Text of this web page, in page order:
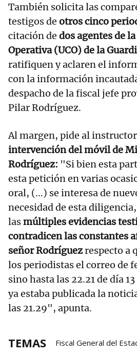
También solicita las
testigos de otros cinco
citación de dos agentes de
Operativa (UCO) de la
ratifiquen y aclaren el
con la información
despacho de la fiscal jefe
Pilar Rodríguez.
Al margen, pide al
intervención del móvil de
Rodríguez: "Si bien esta
esta petición en varias
oral, (...) se interesa de
necesidad de esta
lasmúltiples evidencias
contradicen las constantes
señor Rodríguezrespecto a
los periodistas el correo de
sino hasta las 22.21 de día
ya estaba publicada la
las 21.29", apunta.
TEMAS
Fiscal General del